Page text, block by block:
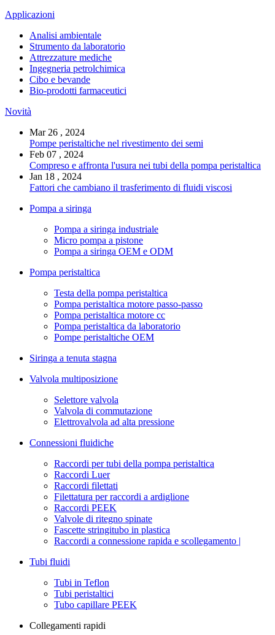
Applicazioni
Analisi ambientale
Strumento da laboratorio
Attrezzature mediche
Ingegneria petrolchimica
Cibo e bevande
Bio-prodotti farmaceutici
Novità
Mar 26 , 2024
Pompe peristaltiche nel rivestimento dei semi
Feb 07 , 2024
Compreso e affronta l'usura nei tubi della pompa peristaltica
Jan 18 , 2024
Fattori che cambiano il trasferimento di fluidi viscosi
Pompa a siringa
Pompa a siringa industriale
Micro pompa a pistone
Pompa a siringa OEM e ODM
Pompa peristaltica
Testa della pompa peristaltica
Pompa peristaltica motore passo-passo
Pompa peristaltica motore cc
Pompa peristaltica da laboratorio
Pompe peristaltiche OEM
Siringa a tenuta stagna
Valvola multiposizione
Selettore valvola
Valvola di commutazione
Elettrovalvola ad alta pressione
Connessioni fluidiche
Raccordi per tubi della pompa peristaltica
Raccordi Luer
Raccordi filettati
Filettatura per raccordi a ardiglione
Raccordi PEEK
Valvole di ritegno spinate
Fascette stringitubo in plastica
Raccordi a connessione rapida e scollegamento |
Tubi fluidi
Tubi in Teflon
Tubi peristaltici
Tubo capillare PEEK
Collegamenti rapidi